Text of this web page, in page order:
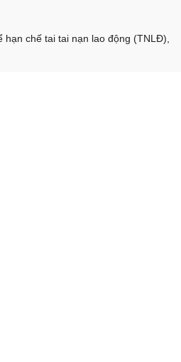
chế tai tai nạn lao động (TNLĐ),